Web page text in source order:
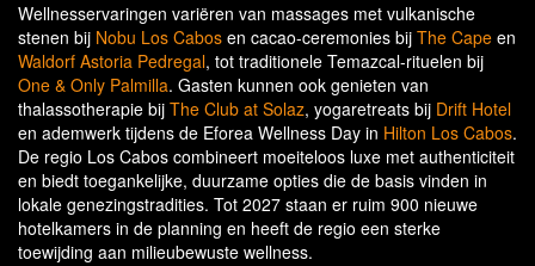
Wellnesservaringen variëren van massages met vulkanische
stenen bij Nobu Los Cabos en cacao-ceremonies bij The Cape en
Waldorf Astoria Pedregal, tot traditionele Temazcal-rituelen bij
One & Only Palmilla. Gasten kunnen ook genieten van
thalassotherapie bij The Club at Solaz, yogaretreats bij Drift Hotel
en ademwerk tijdens de Eforea Wellness Day in Hilton Los Cabos.
De regio Los Cabos combineert moeiteloos luxe met authenticiteit
en biedt toegankelijke, duurzame opties die de basis vinden in
lokale genezingstradities. Tot 2027 staan er ruim 900 nieuwe
hotelkamers in de planning en heeft de regio een sterke
toewijding aan milieubewuste wellness.